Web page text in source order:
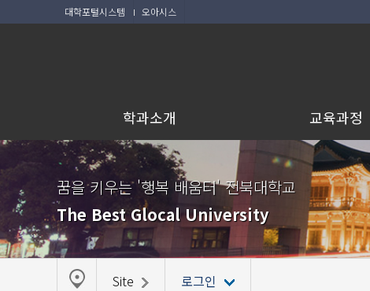
대학포털시스템 오아시스
학과소개 교육과정
꿈을 키우는 '행복 배움터' 전북대학교
The Best Glocal University
Site 로그인